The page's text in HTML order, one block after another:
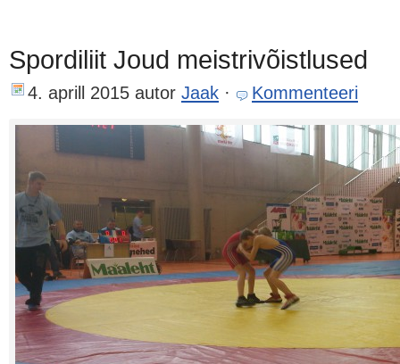
Spordiliit Joud meistrivõistlused
4. aprill 2015 autor Jaak · Kommenteeri